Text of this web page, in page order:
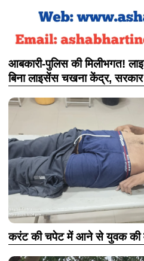
आबकारी-पुलिस की मिलीभगत!
बिना लाइसेंस चखना केंद्र, सरकार
करंट की चपेट में आने से युवक की